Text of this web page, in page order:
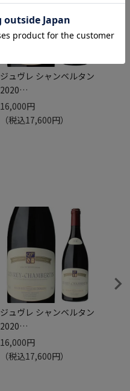
ジュヴレ シャンベルタン
2020
コカール ロワゾン フルー
ロ 750ml
16,000円
（税込17,600円）
ジュヴレ シャンベルタン
2020
コカール ロワゾン フルー
ロ 750ml
16,000円
（税込17,600円）